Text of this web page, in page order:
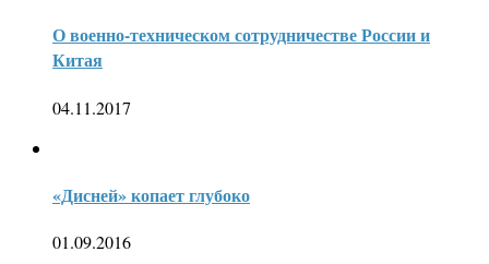
О военно-техническом сотрудничестве России и
Китая
04.11.2017
«Дисней» копает глубоко
01.09.2016